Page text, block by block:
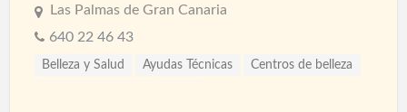
Las Palmas de Gran Canaria
640 22 46 43
Belleza y Salud Ayudas Técnicas Centros de belleza